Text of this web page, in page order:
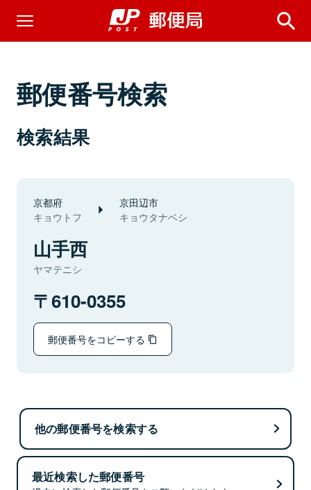
郵便番号検索
検索結果
京都府
キョウトフ
京田辺市
キョウタナベシ
山手西
ヤマテニシ
610-0355
郵便番号をコピーする
他の郵便番号を検索する
最近検索した郵便番号